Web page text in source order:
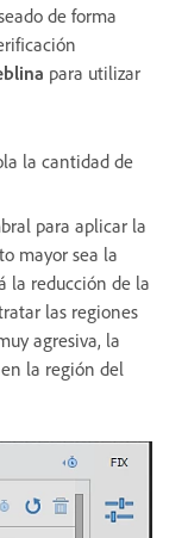
de forma
para utilizar
la cantidad de
para aplicar la
mayor sea la
la reducción de la
las regiones
agresiva, la
la región del